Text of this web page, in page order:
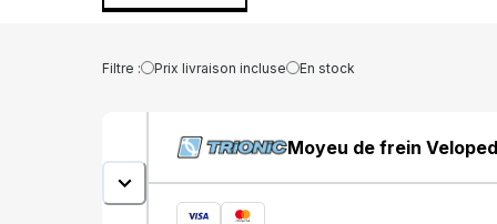
Filtre : Prix livraison incluse En stock
Moyeu de frein